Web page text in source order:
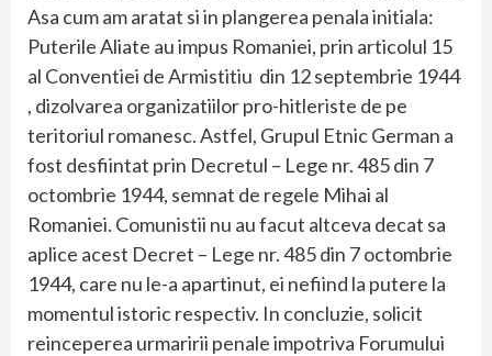
Asa cum am aratat si in plangerea penala initiala:
Puterile Aliate au impus Romaniei, prin articolul 15
al Conventiei de Armistitiu din 12 septembrie 1944
, dizolvarea organizatiilor pro-hitleriste de pe
teritoriul romanesc. Astfel, Grupul Etnic German a
fost desfiintat prin Decretul – Lege nr. 485 din 7
octombrie 1944, semnat de regele Mihai al
Romaniei. Comunistii nu au facut altceva decat sa
aplice acest Decret – Lege nr. 485 din 7 octombrie
1944, care nu le-a apartinut, ei nefiind la putere la
momentul istoric respectiv. In concluzie, solicit
reinceperea urmaririi penale impotriva Forumului